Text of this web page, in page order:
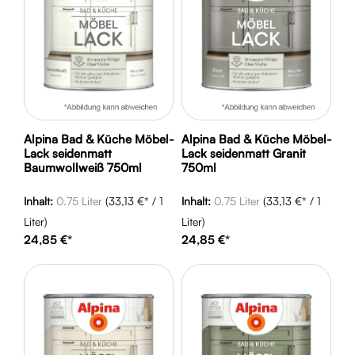
Alpina Bad & Küche Möbel-
Lack seidenmatt
Baumwollweiß 750ml
Inhalt: 0.75 Liter (33,13 €* / 1
Liter)
24,85 €*
Alpina Bad & Küche Möbel-
Lack seidenmatt Granit
750ml
Inhalt: 0.75 Liter (33,13 €* / 1
Liter)
24,85 €*